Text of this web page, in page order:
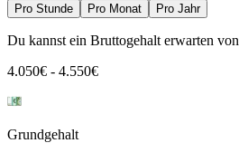
Pro Stunde Pro Monat Pro Jahr
Du kannst ein Bruttogehalt erwarten von
4.050€ - 4.550€
Grundgehalt